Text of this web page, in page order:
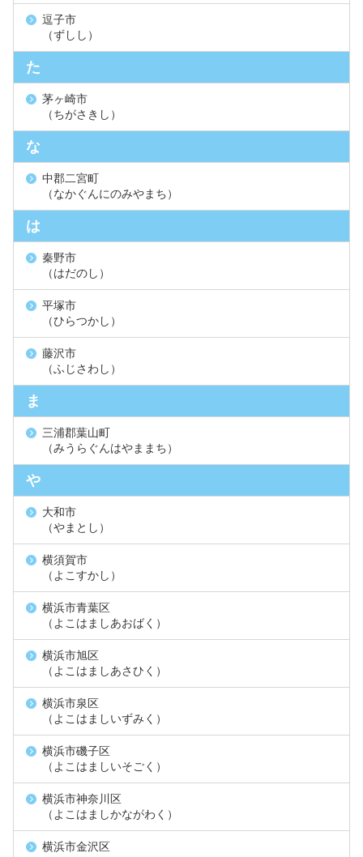
逗子市
（ずしし）
た
茅ヶ崎市
（ちがさきし）
な
中郡二宮町
（なかぐんにのみやまち）
は
秦野市
（はだのし）
平塚市
（ひらつかし）
藤沢市
（ふじさわし）
ま
三浦郡葉山町
（みうらぐんはやままち）
や
大和市
（やまとし）
横須賀市
（よこすかし）
横浜市青葉区
（よこはましあおばく）
横浜市旭区
（よこはましあさひく）
横浜市泉区
（よこはましいずみく）
横浜市磯子区
（よこはましいそごく）
横浜市神奈川区
（よこはましかながわく）
横浜市金沢区